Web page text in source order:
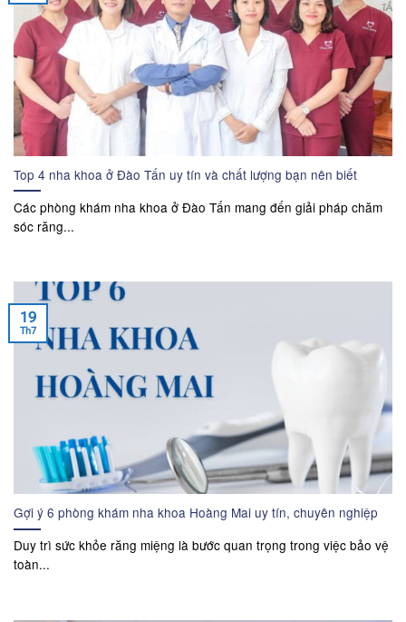
Top 4 nha khoa ở Đào Tấn uy tín và chất lượng bạn nên biết
Các phòng khám nha khoa ở Đào Tấn mang đến giải pháp chăm
sóc răng...
Gợi ý 6 phòng khám nha khoa Hoàng Mai uy tín, chuyên nghiệp
Duy trì sức khỏe răng miệng là bước quan trọng trong việc bảo vệ
toàn...
19
Th7